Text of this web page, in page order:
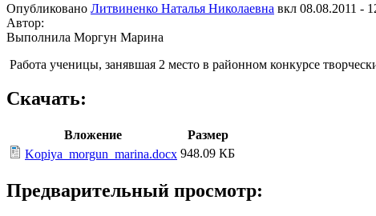
Опубликовано Литвиненко Наталья Николаевна вкл 08.08.2011 -
Автор:
Выполнила Моргун Марина
Работа ученицы, занявшая 2 место в районном конкурсе
Скачать:
Вложение
Размер
Kopiya_morgun_marina.docx 948.09 КБ
Предварительный просмотр: